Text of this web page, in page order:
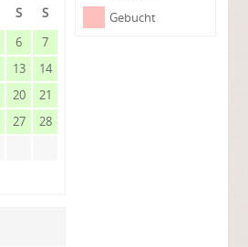
Gebucht
S
S
6
7
13
14
20
21
27
28